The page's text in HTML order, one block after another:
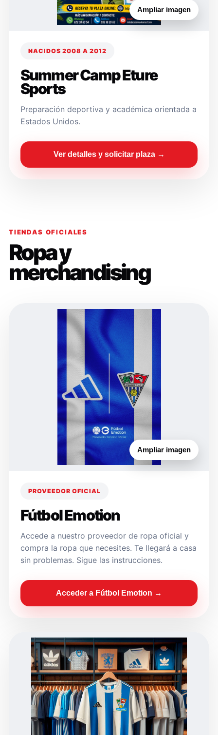
Ampliar imagen
NACIDOS 2008 A 2012
Summer Camp Eture
Sports
Preparación deportiva y académica orientada a
Estados Unidos.
Ver detalles y solicitar plaza →
TIENDAS OFICIALES
Ropa y
merchandising
Ampliar imagen
PROVEEDOR OFICIAL
Fútbol Emotion
Accede a nuestro proveedor de ropa oficial y
compra la ropa que necesites. Te llegará a casa
sin problemas. Sigue las instrucciones.
Acceder a Fútbol Emotion →